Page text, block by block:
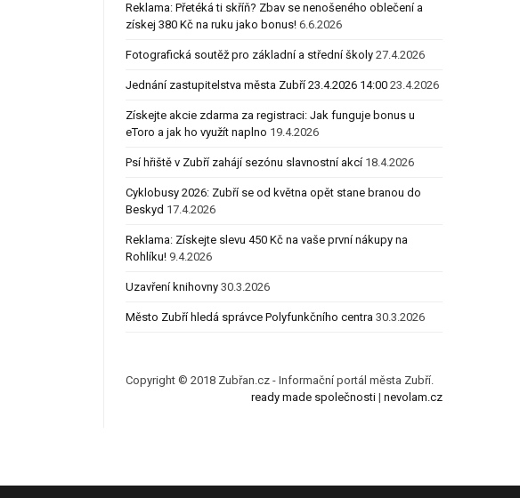
Reklama: Přetéká ti skříň? Zbav se nenošeného oblečení a
získej 380 Kč na ruku jako bonus! 6.6.2026
Fotografická soutěž pro základní a střední školy 27.4.2026
Jednání zastupitelstva města Zubří 23.4.2026 14:00 23.4.2026
Získejte akcie zdarma za registraci: Jak funguje bonus u
eToro a jak ho využít naplno 19.4.2026
Psí hřiště v Zubří zahájí sezónu slavnostní akcí 18.4.2026
Cyklobusy 2026: Zubří se od května opět stane branou do
Beskyd 17.4.2026
Reklama: Získejte slevu 450 Kč na vaše první nákupy na
Rohlíku! 9.4.2026
Uzavření knihovny 30.3.2026
Město Zubří hledá správce Polyfunkčního centra 30.3.2026
Copyright © 2018 Zubřan.cz - Informační portál města Zubří.
ready made společnosti| nevolam.cz